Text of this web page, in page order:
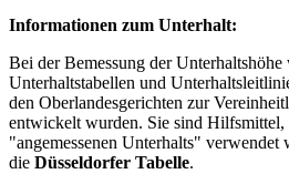
Informationen zum Unterhalt:
Bei der Bemessung der
Unterhaltstabellen und
den Oberlandesgerichten zur
entwickelt wurden. Sie sind Hilfsmittel,
"angemessenen Unterhalts" verwendet
die Düsseldorfer Tabelle.